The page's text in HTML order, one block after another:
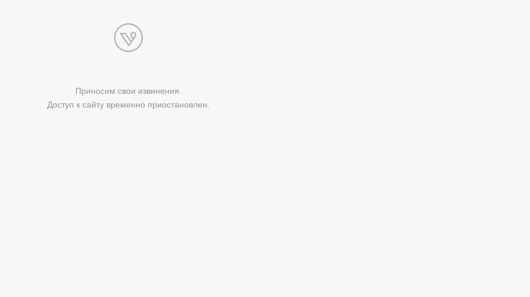
Приносим свои извинения.
Доступ к сайту временно приостановлен.